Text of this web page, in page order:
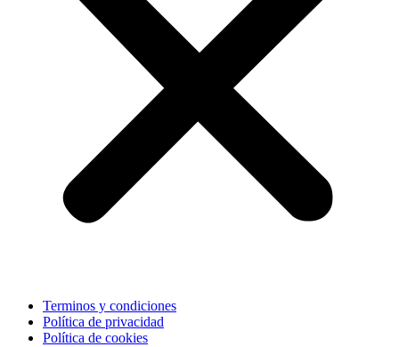
Terminos y condiciones
Política de privacidad
Política de cookies